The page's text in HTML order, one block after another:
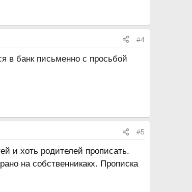
#4
в банк письменно с просьбой
#5
и хоть родителей прописать.
на собственникакх. Прописка